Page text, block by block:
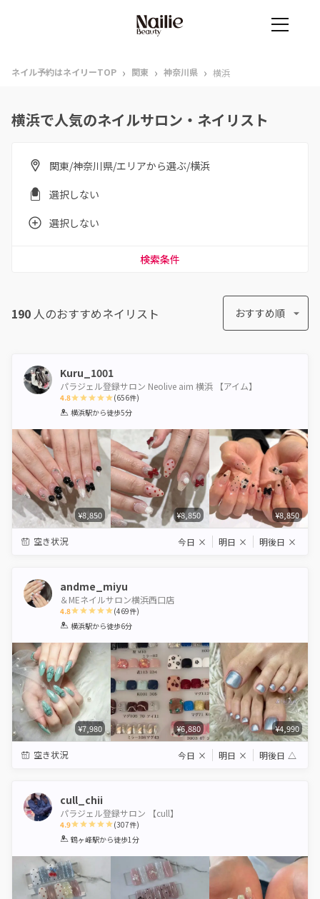
ネイル予約はネイリーTOP › 関東 › 神奈川県 › 横浜
横浜で人気のネイルサロン・ネイリスト
関東/神奈川県/エリアから選ぶ/横浜
選択しない
選択しない
検索条件
190 人のおすすめネイリスト おすすめ順
Kuru_1001
パラジェル登録サロン Neolive aim 横浜 【アイム】
4.8
1 2 3 4 5
(656件)
横浜駅から徒歩5分
¥8,850 ¥8,850 ¥8,850
空き状況 今日 × 明日 × 明後日 ×
andme_miyu
＆MEネイルサロン横浜西口店
4.8
1 2 3 4 5
(469件)
横浜駅から徒歩6分
¥7,980 ¥6,880 ¥4,990
空き状況 今日 × 明日 × 明後日 △
cull_chii
パラジェル登録サロン 【cull】
4.9
1 2 3 4 5
(307件)
鶴ヶ峰駅から徒歩1分